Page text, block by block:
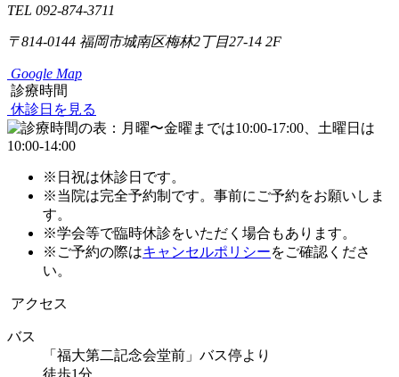
TEL 092-874-3711
〒814-0144 福岡市城南区梅林2丁目27-14 2F
Google Map
診療時間
休診日を見る
※日祝は休診日です。
※当院は完全予約制です。事前にご予約をお願いしま
す。
※学会等で臨時休診をいただく場合もあります。
※ご予約の際はキャンセルポリシーをご確認くださ
い。
アクセス
バス
「福大第二記念会堂前」バス停より